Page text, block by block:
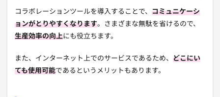
コラボレーションツールを導入することで、 コミュニケーシ
ョンがとりやすくなります。さまざまな無駄を省けるので、
生産効率の向上にも役立ちます。
また、インターネット上でのサービスであるため、 どこにい
ても使用可能であるというメリットもあります。